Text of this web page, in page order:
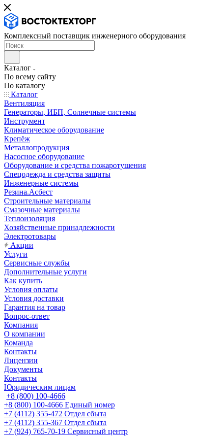
Комплексный поставщик инженерного оборудования
Каталог
По всему сайту
По каталогу
Каталог
Вентиляция
Генераторы, ИБП, Солнечные системы
Инструмент
Климатическое оборудование
Крепёж
Металлопродукция
Насосное оборудование
Оборудование и средства пожаротушения
Спецодежда и средства защиты
Инженерные системы
Резина.Асбест
Строительные материалы
Смазочные материалы
Теплоизоляция
Хозяйственные принадлежности
Электротовары
Акции
Услуги
Сервисные службы
Дополнительные услуги
Как купить
Условия оплаты
Условия доставки
Гарантия на товар
Вопрос-ответ
Компания
О компании
Команда
Контакты
Лицензии
Документы
Контакты
Юридическим лицам
+8 (800) 100-4666
+8 (800) 100-4666 Единый номер
+7 (4112) 355-472 Отдел сбыта
+7 (4112) 355-367 Отдел сбыта
+7 (924) 765-70-19 Сервисный центр